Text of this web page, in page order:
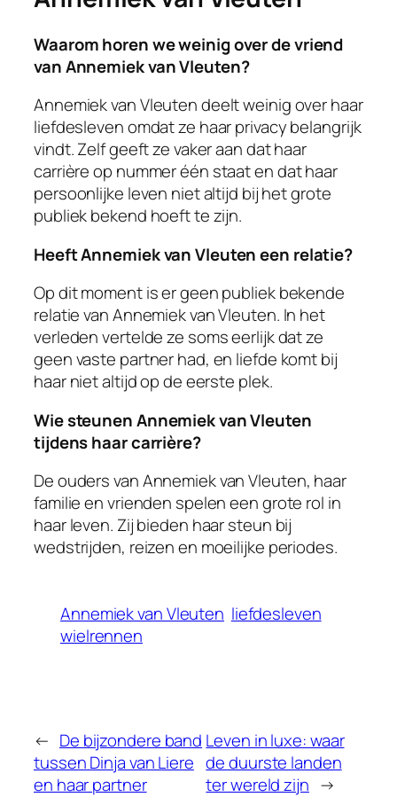
Waarom horen we weinig over de vriend
van Annemiek van Vleuten?
Annemiek van Vleuten deelt weinig over haar
liefdesleven omdat ze haar privacy belangrijk
vindt. Zelf geeft ze vaker aan dat haar
carrière op nummer één staat en dat haar
persoonlijke leven niet altijd bij het grote
publiek bekend hoeft te zijn.
Heeft Annemiek van Vleuten een relatie?
Op dit moment is er geen publiek bekende
relatie van Annemiek van Vleuten. In het
verleden vertelde ze soms eerlijk dat ze
geen vaste partner had, en liefde komt bij
haar niet altijd op de eerste plek.
Wie steunen Annemiek van Vleuten
tijdens haar carrière?
De ouders van Annemiek van Vleuten, haar
familie en vrienden spelen een grote rol in
haar leven. Zij bieden haar steun bij
wedstrijden, reizen en moeilijke periodes.
Annemiek van Vleuten liefdesleven
wielrennen
← De bijzondere band
tussen Dinja van Liere
en haar partner
Leven in luxe: waar
de duurste landen
ter wereld zijn →